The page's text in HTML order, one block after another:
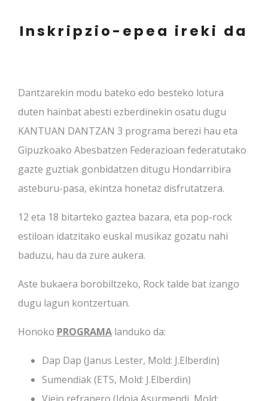
Inskripzio-epea ireki da
Dantzarekin modu bateko edo besteko lotura
duten hainbat abesti ezberdinekin osatu dugu
KANTUAN DANTZAN 3 programa berezi hau eta
Gipuzkoako Abesbatzen Federazioan federatutako
gazte guztiak gonbidatzen ditugu Hondarribira
asteburu-pasa, ekintza honetaz disfrutatzera.
12 eta 18 bitarteko gaztea bazara, eta pop-rock
estiloan idatzitako euskal musikaz gozatu nahi
baduzu, hau da zure aukera.
Aste bukaera borobiltzeko, Rock talde bat izango
dugu lagun kontzertuan.
Honoko PROGRAMAlanduko da:
Dap Dap (Janus Lester, Mold: J.Elberdin)
Sumendiak (ETS, Mold: J.Elberdin)